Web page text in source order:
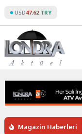
content
USD47.62 TRY
Magazin Haberleri
İngiltere’de Birçok